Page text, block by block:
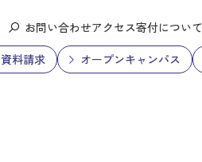
お問い合わせアクセス寄付について
資料請求 オープンキャンパス